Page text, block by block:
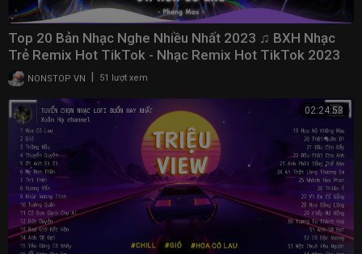
Top 20 Bản Nhạc Nghe Nhiều Nhất 2023 ♫ BXH Nhạc
Trẻ Remix Hot TikTok - Nhạc Remix Hot TikTok 2023
NONSTOP VN 51 lượt xem
02:24:58